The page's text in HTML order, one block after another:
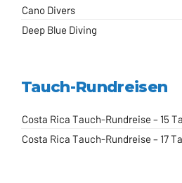
Cano Divers
Deep Blue Diving
Tauch-Rundreisen
Costa Rica Tauch-Rundreise – 15
Costa Rica Tauch-Rundreise – 17